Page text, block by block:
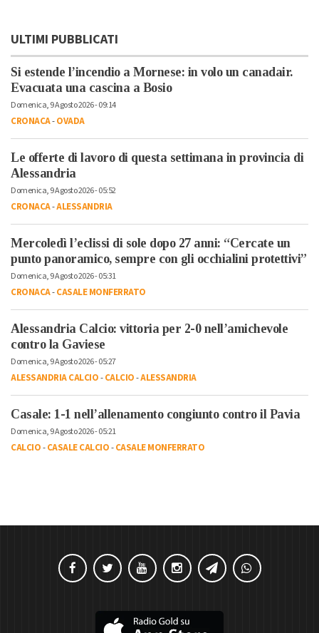
ULTIMI PUBBLICATI
Si estende l’incendio a Mornese: in volo un canadair.
Evacuata una cascina a Bosio
Domenica, 9 Agosto 2026 - 09:14
CRONACA-OVADA
Le offerte di lavoro di questa settimana in provincia di
Alessandria
Domenica, 9 Agosto 2026 - 05:52
CRONACA-ALESSANDRIA
Mercoledì l’eclissi di sole dopo 27 anni: “Cercate un
punto panoramico, sempre con gli occhialini protettivi”
Domenica, 9 Agosto 2026 - 05:31
CRONACA-CASALE MONFERRATO
Alessandria Calcio: vittoria per 2-0 nell’amichevole
contro la Gaviese
Domenica, 9 Agosto 2026 - 05:27
ALESSANDRIA CALCIO-CALCIO-ALESSANDRIA
Casale: 1-1 nell’allenamento congiunto contro il Pavia
Domenica, 9 Agosto 2026 - 05:21
CALCIO-CASALE CALCIO-CASALE MONFERRATO